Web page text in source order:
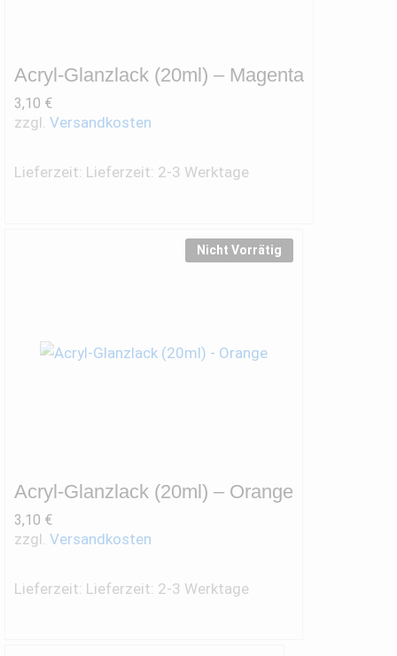
Acryl-Glanzlack (20ml) – Magenta
3,10 €
zzgl. Versandkosten
Lieferzeit: Lieferzeit: 2-3 Werktage
Nicht Vorrätig
Acryl-Glanzlack (20ml) – Orange
3,10 €
zzgl. Versandkosten
Lieferzeit: Lieferzeit: 2-3 Werktage